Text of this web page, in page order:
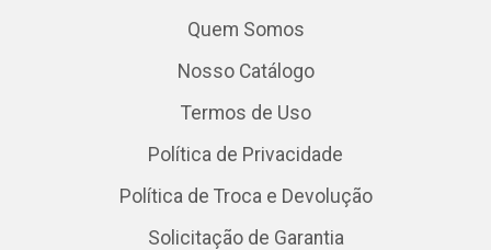
Quem Somos
Nosso Catálogo
Termos de Uso
Política de Privacidade
Política de Troca e Devolução
Solicitação de Garantia